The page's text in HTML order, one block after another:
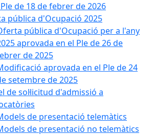
de 18 de febrer de 2026
pública d'Ocupació 2025
pública d'Ocupació per a l'any
aprovada en el Ple de 26 de
de 2025
aprovada en el Ple de 24
setembre de 2025
de sol·licitud d'admissió a
de presentació telemàtics
de presentació no telemàtics